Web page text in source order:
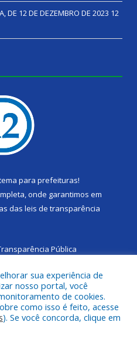
DE 12 DE DEZEMBRO DE 2023 12
para prefeituras!
onde garantimos em
das leis de transparência
Pública
Municipal de Cachoeira
Piriá.
sua experiência de
nosso portal, você
de cookies.
como isso é feito, acesse
). Se você concorda, clique em